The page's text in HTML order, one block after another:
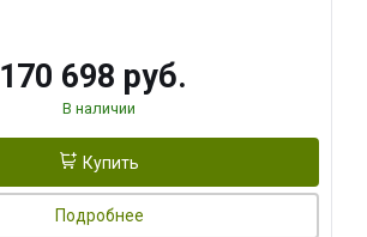
170 698 руб.
В наличии
Купить
Подробнее